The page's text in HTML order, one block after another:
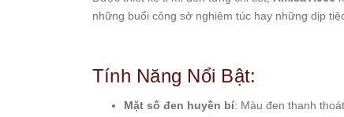
Era
Starke
X-
những buổi công sở nghiêm túc hay những dịp
Tính Năng Nổi Bật:
Mặt số đen huyền bí: Màu đen thanh